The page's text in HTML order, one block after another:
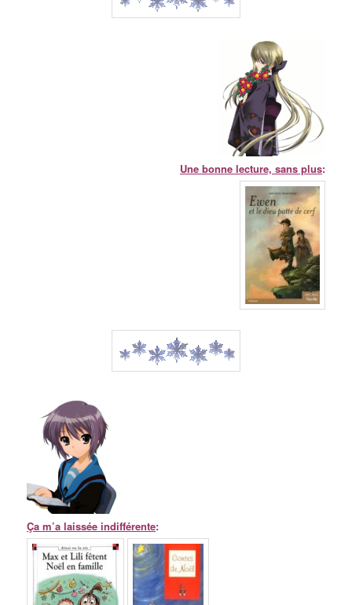
Une bonne lecture, sans plus:
Ça m’a laissée indifférente: